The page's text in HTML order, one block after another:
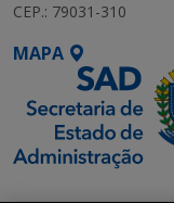
CEP.: 79031-310
MAPA